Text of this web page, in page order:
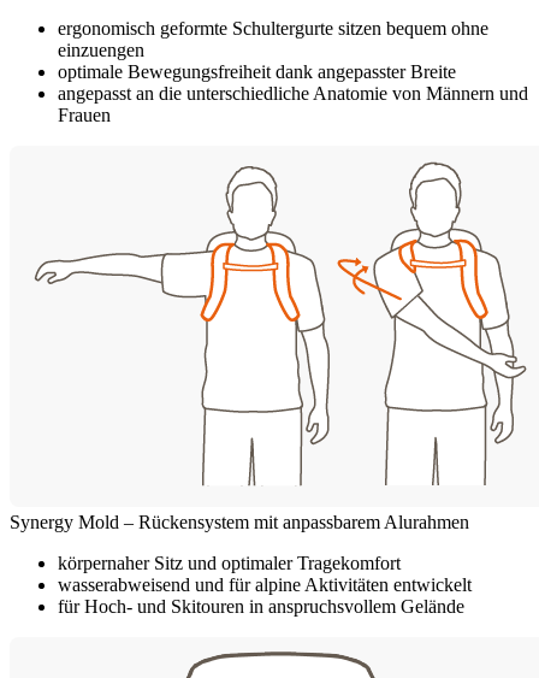
ergonomisch geformte Schultergurte sitzen bequem ohne
einzuengen
optimale Bewegungsfreiheit dank angepasster Breite
angepasst an die unterschiedliche Anatomie von Männern und
Frauen
Synergy Mold – Rückensystem mit anpassbarem Alurahmen
körpernaher Sitz und optimaler Tragekomfort
wasserabweisend und für alpine Aktivitäten entwickelt
für Hoch- und Skitouren in anspruchsvollem Gelände